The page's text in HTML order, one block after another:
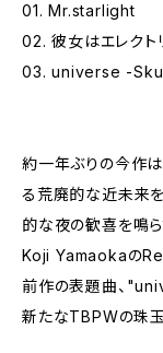
01. Mr.starlight
02. 彼女はエレクト
03. universe -
約一年ぶりの今作は
る荒廃的な近未来
的な夜の歓喜を鳴ら
Koji Yamaokaの
前作の表題曲、
新たなTBPWの珠